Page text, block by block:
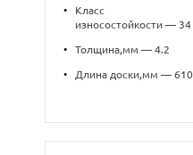
•
Класс
износостойкости — 34
• Толщина,мм — 4.2
• Длина доски,мм — 610